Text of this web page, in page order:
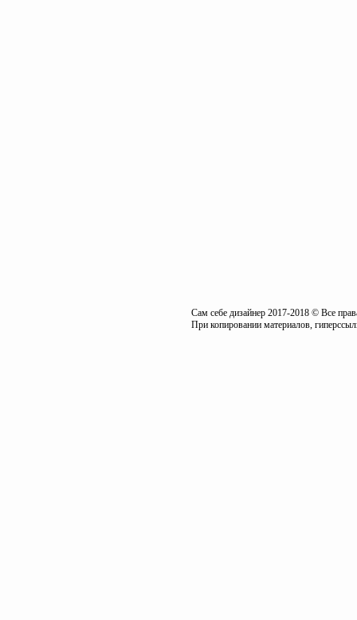
Сам себе дизайнер 2017-2018 © Все
При копировании материалов,